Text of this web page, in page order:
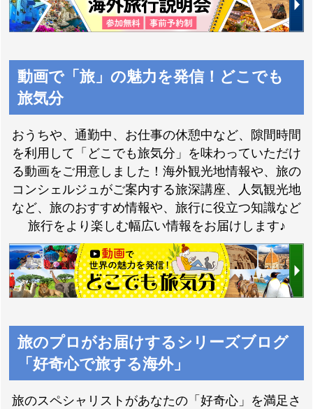
動画で「旅」の魅力を発信！どこでも
旅気分
おうちや、通勤中、お仕事の休憩中など、隙間時間
を利用して「どこでも旅気分」を味わっていただけ
る動画をご用意しました！海外観光地情報や、旅の
コンシェルジュがご案内する旅深講座、人気観光地
など、旅のおすすめ情報や、旅行に役立つ知識など
旅行をより楽しむ幅広い情報をお届けします♪
旅のプロがお届けするシリーズブログ
「好奇心で旅する海外」
旅のスペシャリストがあなたの「好奇心」を満足さ